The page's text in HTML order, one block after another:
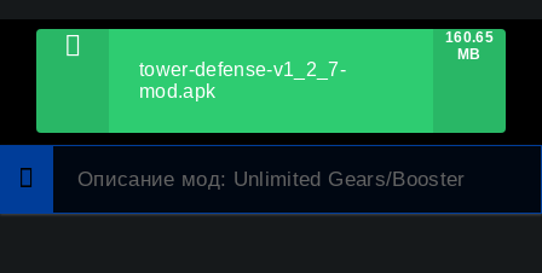
tower-defense-v1_2_7-
mod.apk
160.65
MB
Описание мод: Unlimited Gears/Booster